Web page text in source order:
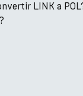
LINK a